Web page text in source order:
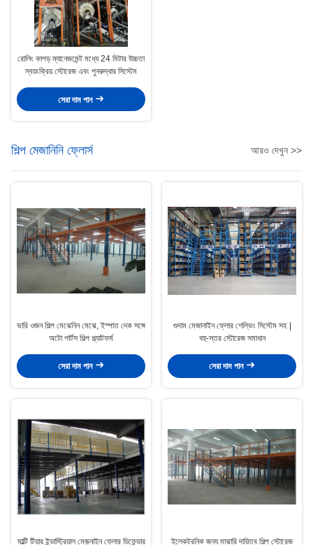
রোলিং কাপড় ম্যানেজমেন্ট মধ্যে 24 মিটার উচ্চতা
স্বয়ংক্রিয় স্টোরেজ এবং পুনরুদ্ধার সিস্টেম
সেরা দাম পান
শিল্প মেজানিনি ফ্লোর্স আরও দেখুন >>
ভারি ওজন শিল্প মেঝেনিন মেঝে, ইস্পাত দেক সঙ্গে
অটো পার্টস শিল্প প্ল্যাটফর্ম
সেরা দাম পান
গুদাম মেজানাইন ফ্লোর শেল্ভিং সিস্টেম সহ |
বহু-স্তর স্টোরেজ সমাধান
সেরা দাম পান
মাল্টি টিয়ার ইন্ডাস্ট্রিয়াল মেজ়নাইন ফ্লোর ডিফেন্ডার ইলেকট্রনিক জন্য মাঝারি দায়িত্ব শিল্প স্টোরেজ